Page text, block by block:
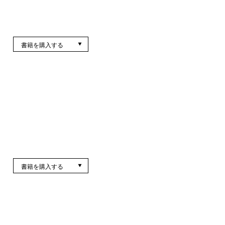
書籍を購入する
書籍を購入する